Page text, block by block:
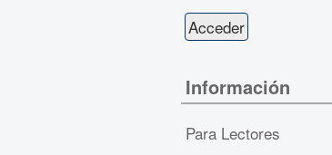
Información
Para Lectores